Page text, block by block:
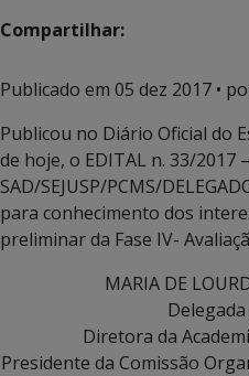
Compartilhar:
Publicado em 05 dez 2017 •
Publicou no Diário Oficial do
de hoje, o EDITAL n. 33/2017 –
SAD/SEJUSP/PCMS/
para conhecimento dos
preliminar da Fase IV-
MARIA DE
Diretora da
Presidente da Comissão